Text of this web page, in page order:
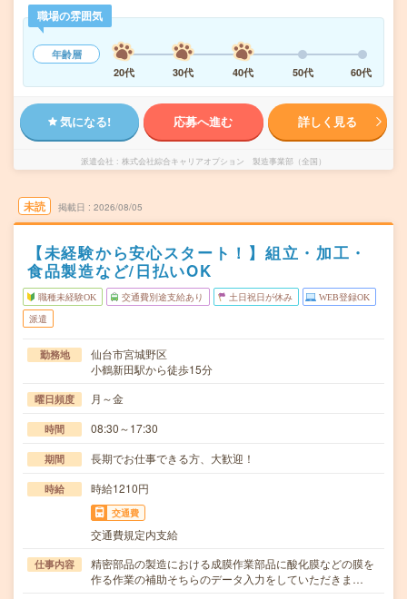
職場の雰囲気
年齢層
20代
30代 40代 50代 60代
気になる! 応募へ進む 詳しく見る
派遣会社 株式会社綜合キャリアオプション 製造事業部（全国）
未読 掲載日 2026/08/05
【未経験から安心スタート！】組立・加工・
食品製造など/日払いOK
職種未経験OK 交通費別途支給あり 土日祝日が休み WEB登録OK
派遣
勤務地
仙台市宮城野区
小鶴新田駅から徒歩15分
曜日頻度 月～金
時間 08:30～17:30
期間 長期でお仕事できる方、大歓迎！
時給 時給1210円
交通費
交通費規定内支給
仕事内容
精密部品の製造における成膜作業部品に酸化膜などの膜を
作る作業の補助そちらのデータ入力をしていただきま…